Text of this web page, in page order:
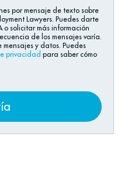
por mensaje de texto sobre
Lawyers. Puedes darte
o solicitar más información
de los mensajes varía.
y datos. Puedes
privacidad para saber cómo